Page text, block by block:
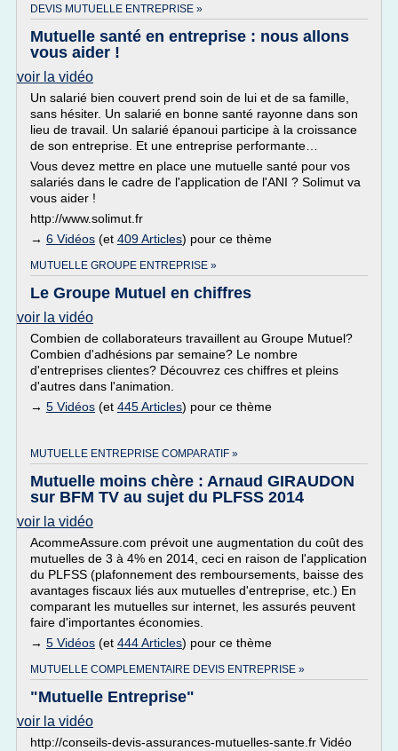
DEVIS MUTUELLE ENTREPRISE »
Mutuelle santé en entreprise : nous allons
vous aider !
voir la vidéo
Un salarié bien couvert prend soin de lui et de sa famille,
sans hésiter. Un salarié en bonne santé rayonne dans son
lieu de travail. Un salarié épanoui participe à la croissance
de son entreprise. Et une entreprise performante…
Vous devez mettre en place une mutuelle santé pour vos
salariés dans le cadre de l'application de l'ANI ? Solimut va
vous aider !
http://www.solimut.fr
→ 6 Vidéos (et 409 Articles) pour ce thème
MUTUELLE GROUPE ENTREPRISE »
Le Groupe Mutuel en chiffres
voir la vidéo
Combien de collaborateurs travaillent au Groupe Mutuel?
Combien d'adhésions par semaine? Le nombre
d'entreprises clientes? Découvrez ces chiffres et pleins
d'autres dans l'animation.
→ 5 Vidéos (et 445 Articles) pour ce thème
MUTUELLE ENTREPRISE COMPARATIF »
Mutuelle moins chère : Arnaud GIRAUDON
sur BFM TV au sujet du PLFSS 2014
voir la vidéo
AcommeAssure.com prévoit une augmentation du coût des
mutuelles de 3 à 4% en 2014, ceci en raison de l'application
du PLFSS (plafonnement des remboursements, baisse des
avantages fiscaux liés aux mutuelles d'entreprise, etc.) En
comparant les mutuelles sur internet, les assurés peuvent
faire d'importantes économies.
→ 5 Vidéos (et 444 Articles) pour ce thème
MUTUELLE COMPLEMENTAIRE DEVIS ENTREPRISE »
"Mutuelle Entreprise"
voir la vidéo
http://conseils-devis-assurances-mutuelles-sante.fr Vidéo